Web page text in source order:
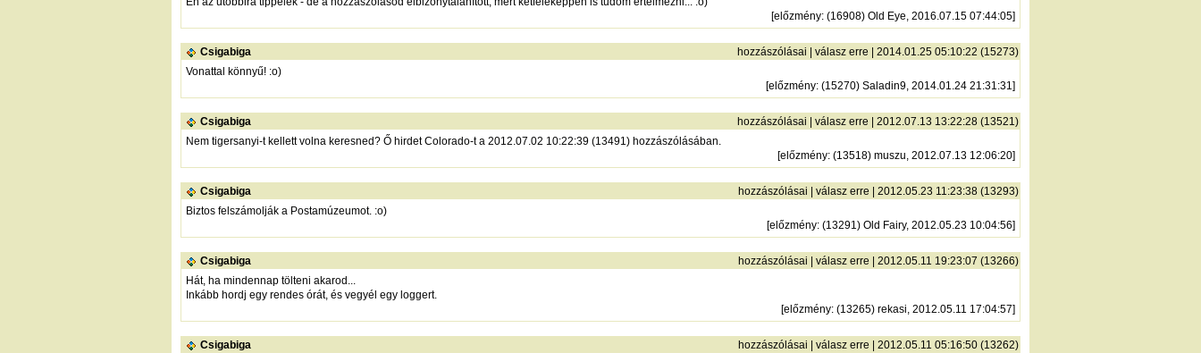
[előzmény: (16908) Old Eye, 2016.07.15 07:44:05]
Csigabiga hozzászólásai válasz erre | 2014.01.25 05:10:22 (15273)
Vonattal könnyű! :o)
[előzmény: (15270) Saladin9, 2014.01.24 21:31:31]
Csigabiga hozzászólásai válasz erre | 2012.07.13 13:22:28 (13521)
Nem tigersanyi-t kellett volna keresned? Ő hirdet Colorado-t a 2012.07.02 10:22:39 (13491) hozzászólásában.
[előzmény: (13518) muszu, 2012.07.13 12:06:20]
Csigabiga hozzászólásai válasz erre | 2012.05.23 11:23:38 (13293)
Biztos felszámolják a Postamúzeumot. :o)
[előzmény: (13291) Old Fairy, 2012.05.23 10:04:56]
Csigabiga hozzászólásai válasz erre | 2012.05.11 19:23:07 (13266)
Hát, ha mindennap tölteni akarod...
Inkább hordj egy rendes órát, és vegyél egy loggert.
[előzmény: (13265) rekasi, 2012.05.11 17:04:57]
Csigabiga hozzászólásai válasz erre | 2012.05.11 05:16:50 (13262)